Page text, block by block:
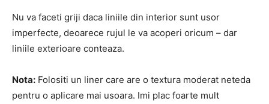
Nu va faceti griji daca liniile din interior sunt usor
imperfecte, deoarece rujul le va acoperi oricum – dar
liniile exterioare conteaza.
Nota: Folositi un liner care are o textura moderat neteda
pentru o aplicare mai usoara. Imi plac foarte mult